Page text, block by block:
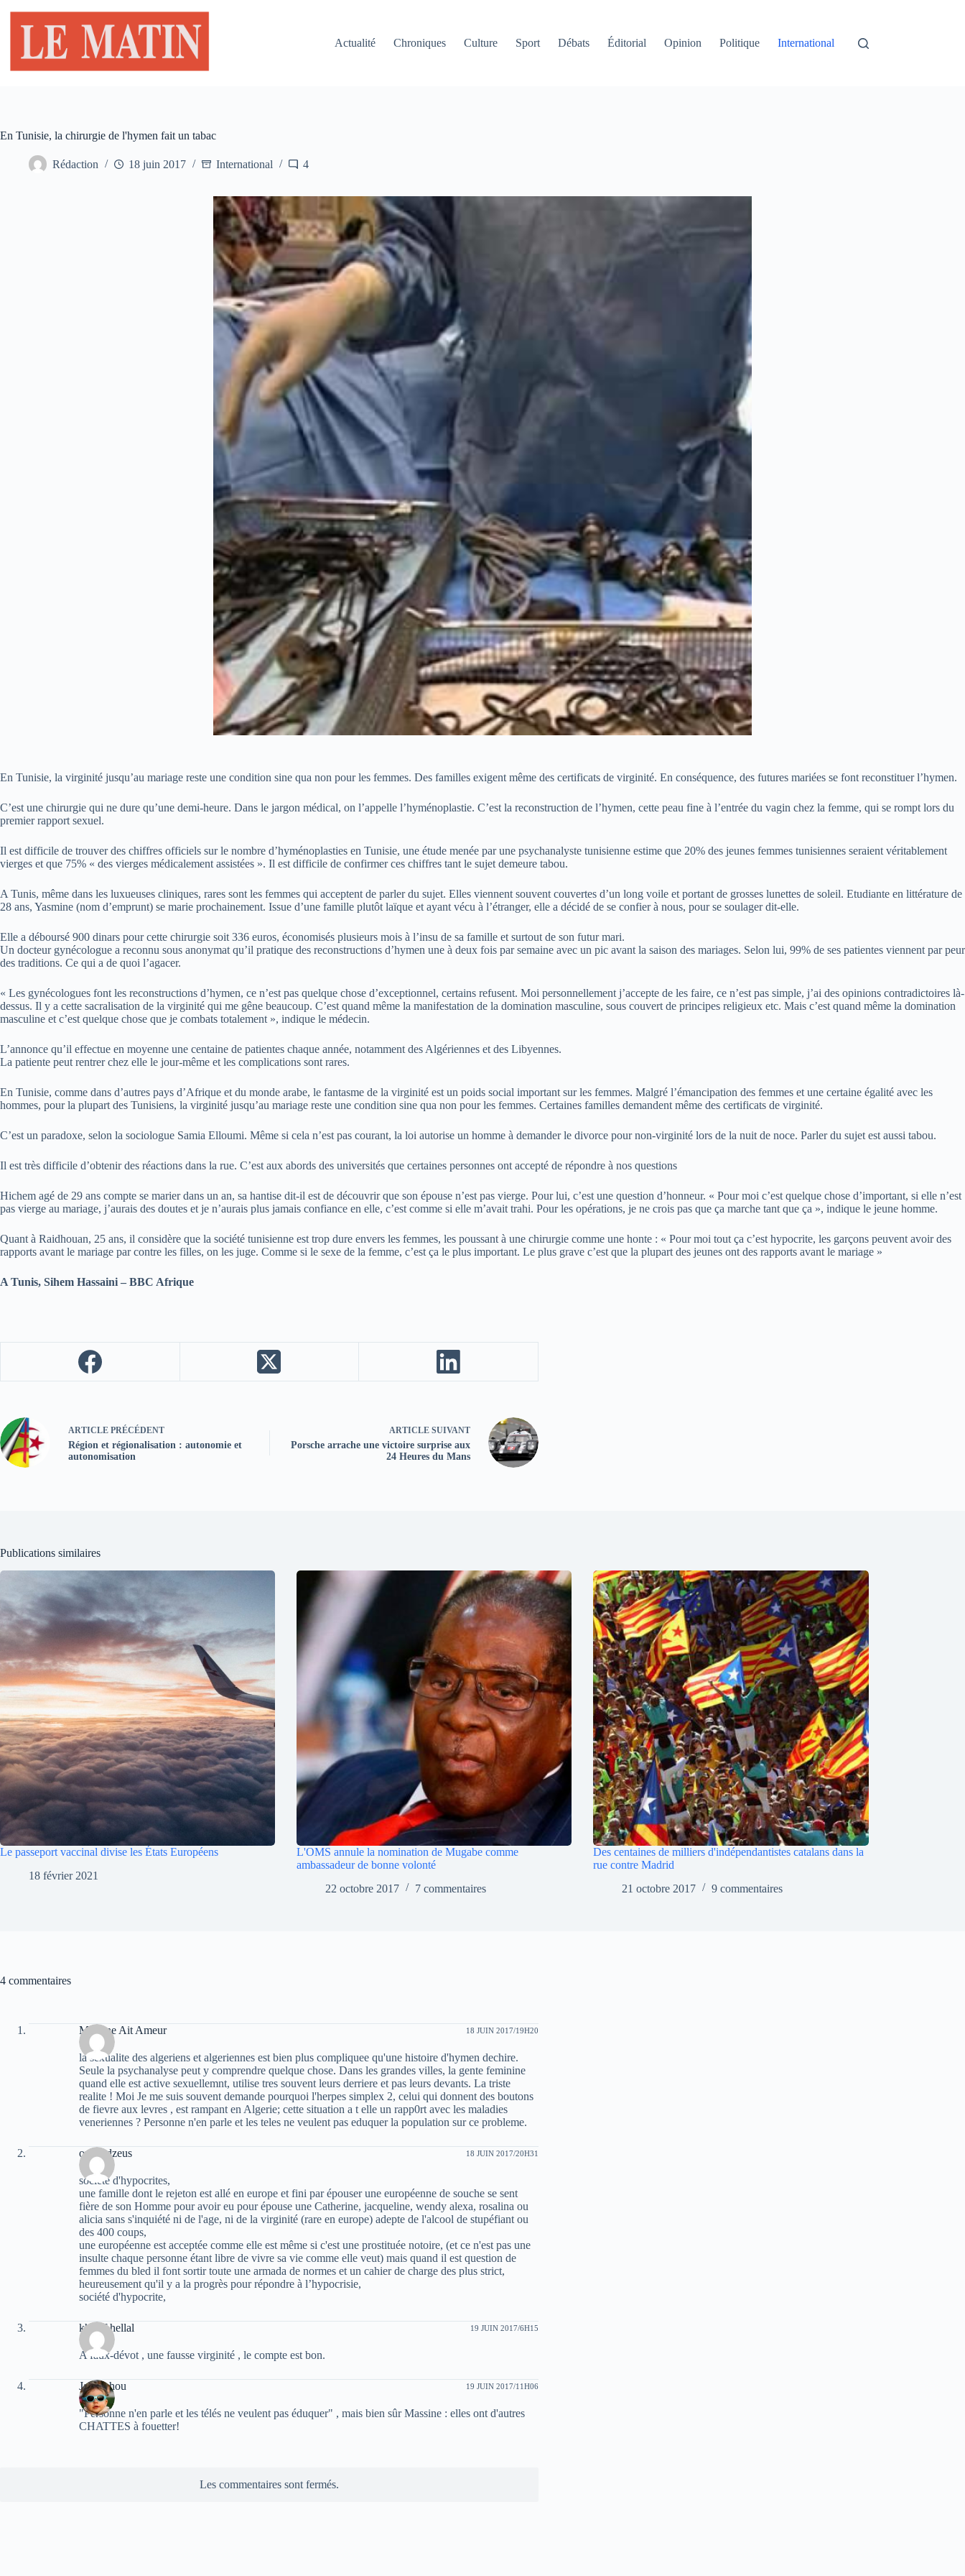
contenu
Actualité
Chroniques Culture Sport Débats Éditorial Opinion Politique International
En Tunisie, la chirurgie de l'hymen fait un tabac
Rédaction 18 juin 2017 International 4
En Tunisie, la virginité jusqu’au mariage reste une condition sine qua non pour les femmes. Des familles exigent même des certificats de virginité. En conséquence, des futures mariées se font reconstituer l’hymen.
C’est une chirurgie qui ne dure qu’une demi-heure. Dans le jargon médical, on l’appelle l’hyménoplastie. C’est la reconstruction de l’hymen, cette peau fine à l’entrée du vagin chez la femme, qui se rompt lors du
premier rapport sexuel.
Il est difficile de trouver des chiffres officiels sur le nombre d’hyménoplasties en Tunisie, une étude menée par une psychanalyste tunisienne estime que 20% des jeunes femmes tunisiennes seraient véritablement
vierges et que 75% « des vierges médicalement assistées ». Il est difficile de confirmer ces chiffres tant le sujet demeure tabou.
A Tunis, même dans les luxueuses cliniques, rares sont les femmes qui acceptent de parler du sujet. Elles viennent souvent couvertes d’un long voile et portant de grosses lunettes de soleil. Etudiante en littérature de
28 ans, Yasmine (nom d’emprunt) se marie prochainement. Issue d’une famille plutôt laïque et ayant vécu à l’étranger, elle a décidé de se confier à nous, pour se soulager dit-elle.
Elle a déboursé 900 dinars pour cette chirurgie soit 336 euros, économisés plusieurs mois à l’insu de sa famille et surtout de son futur mari.
Un docteur gynécologue a reconnu sous anonymat qu’il pratique des reconstructions d’hymen une à deux fois par semaine avec un pic avant la saison des mariages. Selon lui, 99% de ses patientes viennent par peur
des traditions. Ce qui a de quoi l’agacer.
« Les gynécologues font les reconstructions d’hymen, ce n’est pas quelque chose d’exceptionnel, certains refusent. Moi personnellement j’accepte de les faire, ce n’est pas simple, j’ai des opinions contradictoires là-
dessus. Il y a cette sacralisation de la virginité qui me gêne beaucoup. C’est quand même la manifestation de la domination masculine, sous couvert de principes religieux etc. Mais c’est quand même la domination
masculine et c’est quelque chose que je combats totalement », indique le médecin.
L’annonce qu’il effectue en moyenne une centaine de patientes chaque année, notamment des Algériennes et des Libyennes.
La patiente peut rentrer chez elle le jour-même et les complications sont rares.
En Tunisie, comme dans d’autres pays d’Afrique et du monde arabe, le fantasme de la virginité est un poids social important sur les femmes. Malgré l’émancipation des femmes et une certaine égalité avec les
hommes, pour la plupart des Tunisiens, la virginité jusqu’au mariage reste une condition sine qua non pour les femmes. Certaines familles demandent même des certificats de virginité.
C’est un paradoxe, selon la sociologue Samia Elloumi. Même si cela n’est pas courant, la loi autorise un homme à demander le divorce pour non-virginité lors de la nuit de noce. Parler du sujet est aussi tabou.
Il est très difficile d’obtenir des réactions dans la rue. C’est aux abords des universités que certaines personnes ont accepté de répondre à nos questions
Hichem agé de 29 ans compte se marier dans un an, sa hantise dit-il est de découvrir que son épouse n’est pas vierge. Pour lui, c’est une question d’honneur. « Pour moi c’est quelque chose d’important, si elle n’est
pas vierge au mariage, j’aurais des doutes et je n’aurais plus jamais confiance en elle, c’est comme si elle m’avait trahi. Pour les opérations, je ne crois pas que ça marche tant que ça », indique le jeune homme.
Quant à Raidhouan, 25 ans, il considère que la société tunisienne est trop dure envers les femmes, les poussant à une chirurgie comme une honte : « Pour moi tout ça c’est hypocrite, les garçons peuvent avoir des
rapports avant le mariage par contre les filles, on les juge. Comme si le sexe de la femme, c’est ça le plus important. Le plus grave c’est que la plupart des jeunes ont des rapports avant le mariage »
A Tunis, Sihem Hassaini – BBC Afrique
ARTICLE PRÉCÉDENT
Région et régionalisation : autonomie et
autonomisation
ARTICLE SUIVANT
Porsche arrache une victoire surprise aux
24 Heures du Mans
Publications similaires
Le passeport vaccinal divise les États Européens
18 février 2021
L'OMS annule la nomination de Mugabe comme
ambassadeur de bonne volonté
22 octobre 2017
7 commentaires
Des centaines de milliers d'indépendantistes catalans dans la
rue contre Madrid
21 octobre 2017
9 commentaires
4 commentaires
Massine Ait Ameur 18 JUIN 2017/19H20
la sexualite des algeriens et algeriennes est bien plus compliquee qu'une histoire d'hymen dechire.
Seule la psychanalyse peut y comprendre quelque chose. Dans les grandes villes, la gente feminine
quand elle est active sexuellemnt, utilise tres souvent leurs derriere et pas leurs devants. La triste
realite ! Moi Je me suis souvent demande pourquoi l'herpes simplex 2, celui qui donnent des boutons
de fievre aux levres , est rampant en Algerie; cette situation a t elle un rapp0rt avec les maladies
veneriennes ? Personne n'en parle et les teles ne veulent pas eduquer la population sur ce probleme.
oziris dzeus 18 JUIN 2017/20H31
société d'hypocrites,
une famille dont le rejeton est allé en europe et fini par épouser une européenne de souche se sent
fière de son Homme pour avoir eu pour épouse une Catherine, jacqueline, wendy alexa, rosalina ou
alicia sans s'inquiété ni de l'age, ni de la virginité (rare en europe) adepte de l'alcool de stupéfiant ou
des 400 coups,
une européenne est acceptée comme elle est même si c'est une prostituée notoire, (et ce n'est pas une
insulte chaque personne étant libre de vivre sa vie comme elle veut) mais quand il est question de
femmes du bled il font sortir toute une armada de normes et un cahier de charge des plus strict,
heureusement qu'il y a la progrès pour répondre à l’hypocrisie,
société d'hypocrite,
khelaf hellal 19 JUIN 2017/6H15
A faux-dévot , une fausse virginité , le compte est bon.
Jafnouhou 19 JUIN 2017/11H06
"Personne n'en parle et les télés ne veulent pas éduquer" , mais bien sûr Massine : elles ont d'autres
CHATTES à fouetter!
Les commentaires sont fermés.